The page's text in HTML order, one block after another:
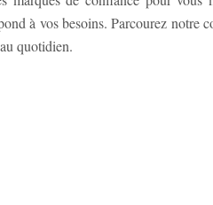
à vos besoins. Parcourez notre
quotidien.